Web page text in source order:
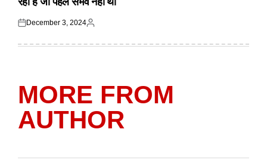
Posted
December 3, 2024
Posted
MORE FROM
AUTHOR